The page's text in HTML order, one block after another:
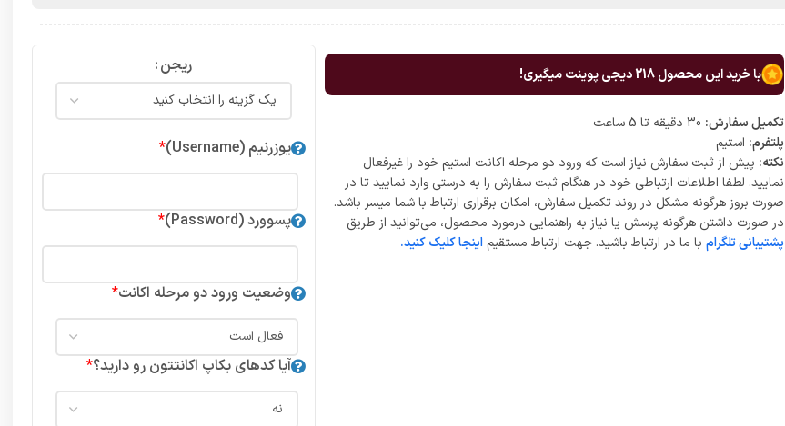
با خرید این محصول218دیجی پوینت میگیری!
تکمیل سفارش:
پلتفرم: استیم
نکته: پیش از ثبت سفارش نیاز است که ورود دو مرحله اکانت استیم خود را غیرفعال
نمایید. لطفا اطلاعات ارتباطی خود در هنگام ثبت سفارش را به درستی وارد نمایید تا در
صورت بروز هرگونه مشکل در روند تکمیل سفارش، امکان برقراری ارتباط با شما میسر باشد.
در صورت داشتن هرگونه پرسش یا نیاز به راهنمایی درمورد محصول، می‌توانید از طریق
پشتیبانی تلگرامبا ما در ارتباط باشید. جهت ارتباط مستقیم اینجا کلیک کنید.
ریجن
* یوزرنیم (Username)
* پسوورد (Password)
*وضعیت ورود دو مرحله اکانت
*آیا کدهای بکاپ اکانتتون رو دارید؟